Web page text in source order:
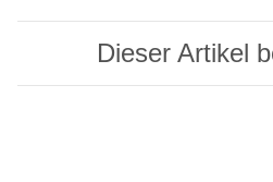
Dieser Artikel